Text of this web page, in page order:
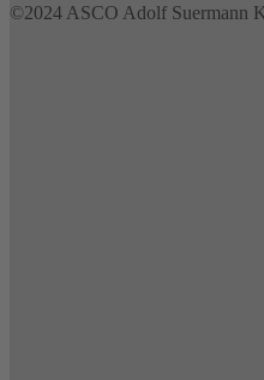
©2024 ASCO Adolf Suermann